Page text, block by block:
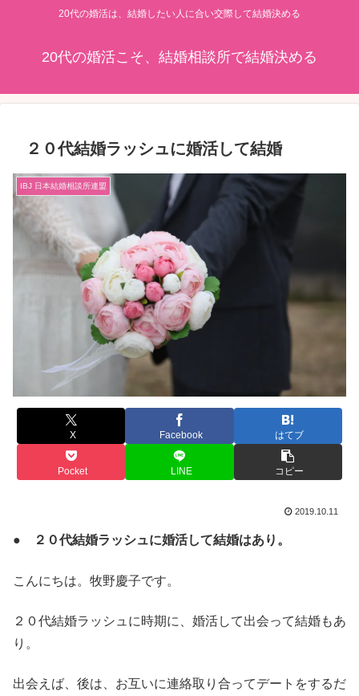
20代の婚活は、結婚したい人に合い交際して結婚決める
20代の婚活こそ、結婚相談所で結婚決める
２０代結婚ラッシュに婚活して結婚
IBJ 日本結婚相談所連盟
X Facebook はてブ
Pocket LINE コピー
2019.10.11
● ２０代結婚ラッシュに婚活して結婚はあり。
こんにちは。牧野慶子です。
２０代結婚ラッシュに時期に、婚活して出会って結婚もあ
り。
出会えば、後は、お互いに連絡取り合ってデートをするだ